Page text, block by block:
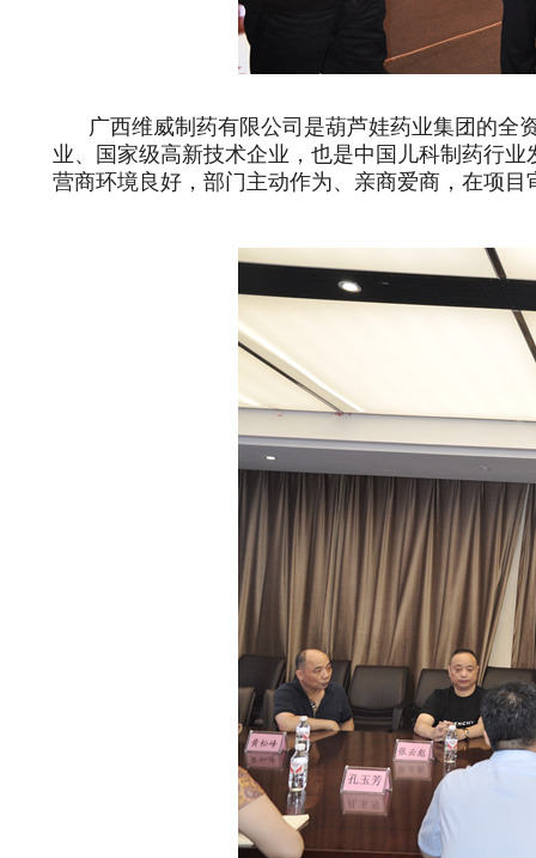
广西维威制药有限公司是葫芦娃药业集团的全
业、国家级高新技术企业，也是中国儿科制药行
营商环境良好，部门主动作为、亲商爱商，在项